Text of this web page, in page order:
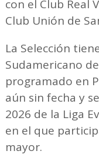
con el Club Real
Club Unión de
La Selección
Sudamericano
programado en
aún sin fecha y
2026 de la Liga
en el que
mayor.